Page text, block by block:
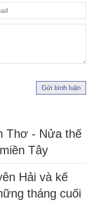
Gửi bình luận
Thơ - Nửa thế
Tây
Hải và kế
tháng cuối